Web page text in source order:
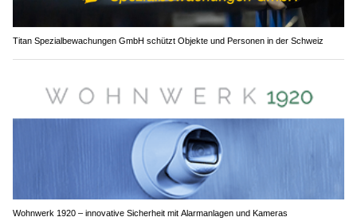
Titan Spezialbewachungen GmbH schützt Objekte und Personen in der Schweiz
Wohnwerk 1920 – innovative Sicherheit mit Alarmanlagen und Kameras